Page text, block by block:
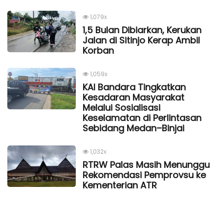
1,079x
1,5 Bulan Dibiarkan, Kerukan
Jalan di Sitinjo Kerap Ambil
Korban
1,059x
KAI Bandara Tingkatkan
Kesadaran Masyarakat
Melalui Sosialisasi
Keselamatan di Perlintasan
Sebidang Medan–Binjai
1,032x
RTRW Palas Masih Menunggu
Rekomendasi Pemprovsu ke
Kementerian ATR